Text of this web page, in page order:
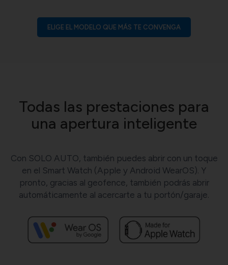
ELIGE EL MODELO QUE MÁS TE CONVENGA
Todas las prestaciones para
una apertura inteligente
Con SOLO AUTO, también puedes abrir con un toque
en el Smart Watch (Apple y Android WearOS). Y
pronto, gracias al geofence, también podrás abrir
automáticamente al acercarte a tu portón/garaje.